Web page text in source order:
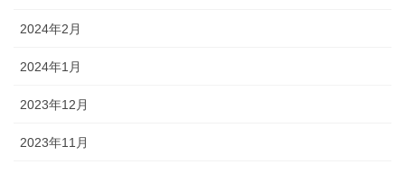
2024年2月
2024年1月
2023年12月
2023年11月